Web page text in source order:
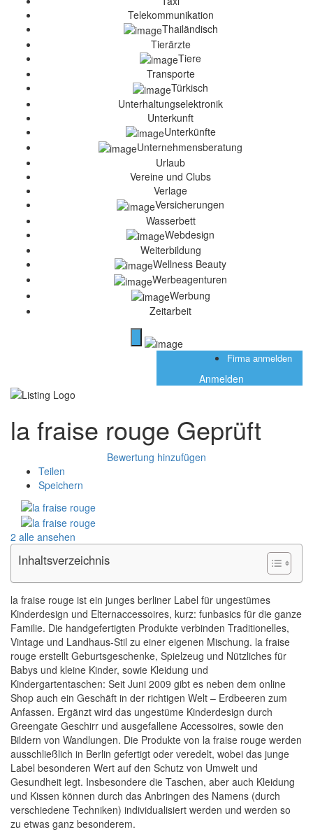
Telekommunikation
Thailändisch
Tierärzte
Tiere
Transporte
Türkisch
Unterhaltungselektronik
Unterkunft
Unterkünfte
Unternehmensberatung
Urlaub
Vereine und Clubs
Verlage
Versicherungen
Wasserbett
Webdesign
Weiterbildung
Wellness Beauty
Werbeagenturen
Werbung
Zeitarbeit
Firma anmelden
Anmelden
la fraise rouge Geprüft
Bewertung hinzufügen
Teilen
Speichern
2 alle ansehen
Inhaltsverzeichnis
la fraise rouge ist ein junges berliner Label für ungestümes
Kinderdesign und Elternaccessoires, kurz: funbasics für die ganze
Familie. Die handgefertigten Produkte verbinden Traditionelles,
Vintage und Landhaus-Stil zu einer eigenen Mischung. la fraise
rouge erstellt Geburtsgeschenke, Spielzeug und Nützliches für
Babys und kleine Kinder, sowie Kleidung und
Kindergartentaschen: Seit Juni 2009 gibt es neben dem online
Shop auch ein Geschäft in der richtigen Welt – Erdbeeren zum
Anfassen. Ergänzt wird das ungestüme Kinderdesign durch
Greengate Geschirr und ausgefallene Accessoires, sowie den
Bildern von Wandlungen. Die Produkte von la fraise rouge werden
ausschließlich in Berlin gefertigt oder veredelt, wobei das junge
Label besonderen Wert auf den Schutz von Umwelt und
Gesundheit legt. Insbesondere die Taschen, aber auch Kleidung
und Kissen können durch das Anbringen des Namens (durch
verschiedene Techniken) individualisiert werden und werden so
zu etwas ganz besonderem.